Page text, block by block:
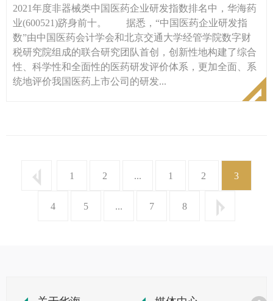
2021年度非器械类中国医药企业研发指数排名中，华海药
业(600521)跻身前十。 据悉，“中国医药企业研发指
数”由中国医药会计学会和北京交通大学经管学院数字财
税研究院组成的联合研究团队首创，创新性地构建了综合
性、科学性和全面性的医药研发评价体系，更加全面、系
统地评价我国医药上市公司的研发...
1 2 ... 1 2 3
4 5 ... 7 8